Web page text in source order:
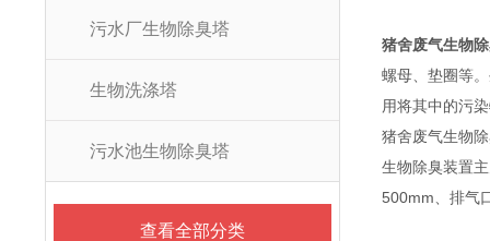
污水厂生物除臭塔
生物洗涤塔
污水池生物除臭塔
查看全部分类
猪舍废气生物
螺母、垫圈等
用将其中的污
猪舍废气生物
生物除臭装置
500mm、排气